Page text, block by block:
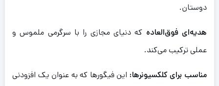
دوستان.
هدیه‌ای فوق‌العاده که دنیای مجازی را با سرگرمی ملموس و
عملی ترکیب می‌کند.
مناسب برای کلکسیونرها: این فیگورها که به عنوان یک افزودنی